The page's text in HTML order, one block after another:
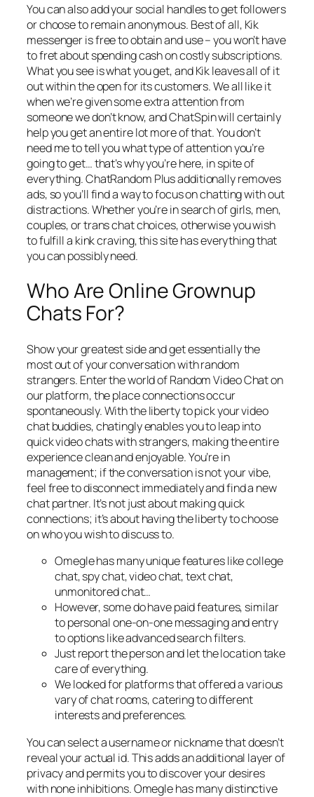
You can also add your social handles to get followers
or choose to remain anonymous. Best of all, Kik
messenger is free to obtain and use – you won’t have
to fret about spending cash on costly subscriptions.
What you see is what you get, and Kik leaves all of it
out within the open for its customers. We all like it
when we’re given some extra attention from
someone we don’t know, and ChatSpin will certainly
help you get an entire lot more of that. You don’t
need me to tell you what type of attention you’re
going to get… that’s why you’re here, in spite of
everything. ChatRandom Plus additionally removes
ads, so you’ll find a way to focus on chatting with out
distractions. Whether you’re in search of girls, men,
couples, or trans chat choices, otherwise you wish
to fulfill a kink craving, this site has everything that
you can possibly need.
Who Are Online Grownup
Chats For?
Show your greatest side and get essentially the
most out of your conversation with random
strangers. Enter the world of Random Video Chat on
our platform, the place connections occur
spontaneously. With the liberty to pick your video
chat buddies, chatingly enables you to leap into
quick video chats with strangers, making the entire
experience clean and enjoyable. You’re in
management; if the conversation is not your vibe,
feel free to disconnect immediately and find a new
chat partner. It’s not just about making quick
connections; it’s about having the liberty to choose
on who you wish to discuss to.
Omegle has many unique features like college
chat, spy chat, video chat, text chat,
unmonitored chat…
However, some do have paid features, similar
to personal one-on-one messaging and entry
to options like advanced search filters.
Just report the person and let the location take
care of everything.
We looked for platforms that offered a various
vary of chat rooms, catering to different
interests and preferences.
You can select a username or nickname that doesn’t
reveal your actual id. This adds an additional layer of
privacy and permits you to discover your desires
with none inhibitions. Omegle has many distinctive